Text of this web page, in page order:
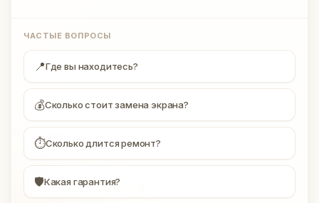
ЧАСТЫЕ ВОПРОСЫ
📍Где вы находитесь?
💰Сколько стоит замена экрана?
⏱Сколько длится ремонт?
🛡Какая гарантия?